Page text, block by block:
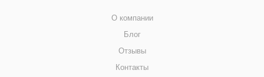
• Подходят для большинства современных шлифков.
О компании
Блог
Отзывы
Контакты